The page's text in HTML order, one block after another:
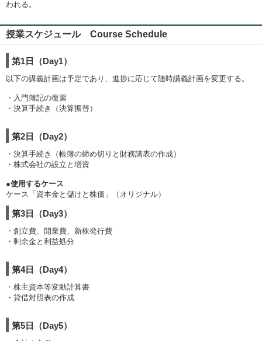
われる。
授業スケジュール Course Schedule
第1日（Day1）
以下の講義計画は予定であり、進捗に応じて随時講義計画を変更する。
・入門簿記の復習
・決算手続き（決算振替）
第2日（Day2）
・決算手続き（帳簿の締め切りと財務諸表の作成）
・株式会社の設立と増資
●使用するケース
ケース「資本金と儲けと株価」（オリジナル）
第3日（Day3）
・創立費、開業費、新株発行費
・剰余金と利益処分
第4日（Day4）
・株主資本等変動計算書
・貸借対照表の作成
第5日（Day5）